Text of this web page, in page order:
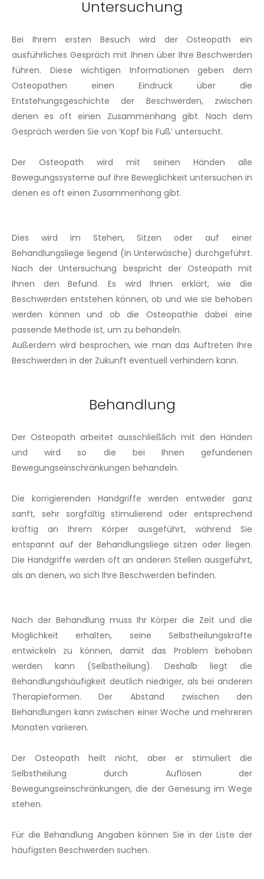
Untersuchung
Bei Ihrem ersten Besuch wird der Osteopath ein
ausführliches Gespräch mit Ihnen über Ihre Beschwerden
führen. Diese wichtigen Informationen geben dem
Osteopathen einen Eindruck über die
Entstehungsgeschichte der Beschwerden, zwischen
denen es oft einen Zusammenhang gibt. Nach dem
Gespräch werden Sie von ‘Kopf bis Fuß’ untersucht.
Der Osteopath wird mit seinen Händen alle
Bewegungssysteme auf ihre Beweglichkeit untersuchen in
denen es oft einen Zusammenhang gibt.
Dies wird im Stehen, Sitzen oder auf einer
Behandlungsliege liegend (in Unterwäsche) durchgeführt.
Nach der Untersuchung bespricht der Osteopath mit
Ihnen den Befund. Es wird Ihnen erklärt, wie die
Beschwerden entstehen können, ob und wie sie behoben
werden können und ob die Osteopathie dabei eine
passende Methode ist, um zu behandeln.
Außerdem wird besprochen, wie man das Auftreten Ihre
Beschwerden in der Zukunft eventuell verhindern kann.
Behandlung
Der Osteopath arbeitet ausschließlich mit den Händen
und wird so die bei Ihnen gefundenen
Bewegungseinschränkungen behandeln.
Die korrigierenden Handgriffe werden entweder ganz
sanft, sehr sorgfältig stimulierend oder entsprechend
kräftig an Ihrem Körper ausgeführt, während Sie
entspannt auf der Behandlungsliege sitzen oder liegen.
Die Handgriffe werden oft an anderen Stellen ausgeführt,
als an denen, wo sich Ihre Beschwerden befinden.
Nach der Behandlung muss Ihr Körper die Zeit und die
Möglichkeit erhalten, seine Selbstheilungskräfte
entwickeln zu können, damit das Problem behoben
werden kann (Selbstheilung). Deshalb liegt die
Behandlungshäufigkeit deutlich niedriger, als bei anderen
Therapieformen. Der Abstand zwischen den
Behandlungen kann zwischen einer Woche und mehreren
Monaten variieren.
Der Osteopath heilt nicht, aber er stimuliert die
Selbstheilung durch Auflösen der
Bewegungseinschränkungen, die der Genesung im Wege
stehen.
Für die Behandlung Angaben können Sie in der Liste der
häufigsten Beschwerden suchen.